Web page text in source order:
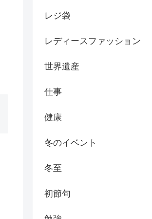
レジ袋
レディースファッション
世界遺産
仕事
健康
冬のイベント
冬至
初節句